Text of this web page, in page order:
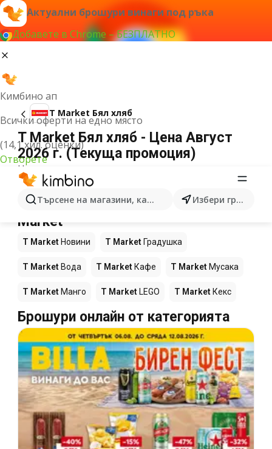
Актуални брошури винаги под ръка
Добавете в Chrome – БЕЗПЛАТНО
Кимбино ап
Всички оферти на едно място
(14,1 хил. оценки)
Отворете
Търсене на магазини, категории, продукти...Избери град
T Market Бял хляб
T Market Бял хляб - Цена Август
2026 г. (Текуща промоция)
Не можахме да намерим резултати за този
термин.
Още продукти в магазините T
Market
T Market Новини T Market Градушка
T Market Вода T Market Кафе T Market Мусака
T Market Манго T Market LEGO T Market Кекс
Брошури онлайн от категорията